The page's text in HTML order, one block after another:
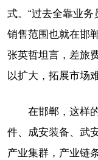
式。“过去全靠业务
销售范围也就在邯
张英哲坦言，差旅
以扩大，拓展市场
在邯郸，这样
件、成安装备、武
产业集群，产业链